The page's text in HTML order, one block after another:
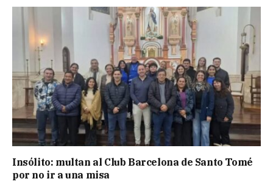
Insólito: multan al Club Barcelona de Santo Tomé
por no ir a una misa